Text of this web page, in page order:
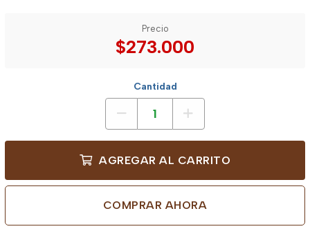
Precio
$273.000
Cantidad
AGREGAR AL CARRITO
COMPRAR AHORA